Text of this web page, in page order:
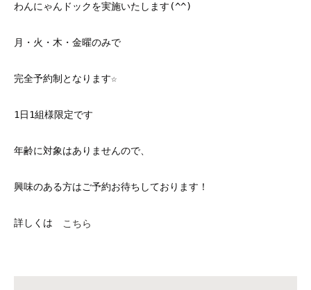
わんにゃんドックを実施いたします(^^)
月・火・木・金曜のみで
完全予約制となります☆
1日1組様限定です
年齢に対象はありませんので、
興味のある方はご予約お待ちしております！
詳しくは こちら